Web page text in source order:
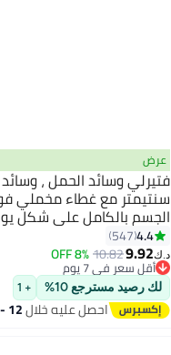
عرض
سنتيمتر مع غطاء مخملي
الجسم بالكامل على شكل يو
وسائد الجسم للبالغين ،
4.4
547
د.ك‏9.92
10.82
8% OFF
أقل سعر في 7 يوم
أقل سعر في 7 يوم
لك رصيد مسترجع 10% + 1
احصل عليه خلال12 - 13 اغسطس